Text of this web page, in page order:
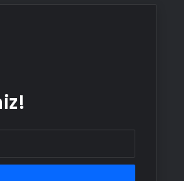
Anlamlısı Nedir? Sağlık